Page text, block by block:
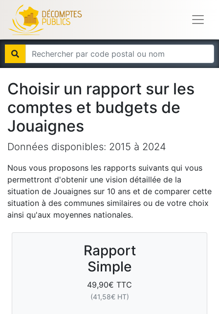
Choisir un rapport sur les
comptes et budgets de
Jouaignes
Données disponibles: 2015 à 2024
Nous vous proposons les rapports suivants qui vous
permettront d'obtenir une vision détaillée de la
situation de Jouaignes sur 10 ans et de comparer cette
situation à des communes similaires ou de votre choix
ainsi qu'aux moyennes nationales.
Rapport
Simple
49,90€ TTC
(41,58€ HT)